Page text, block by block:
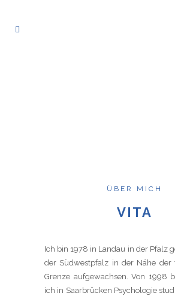
ÜBER MICH
VITA
Ich bin 1978 in Landau in der Pfalz
der Südwestpfalz in der Nähe der
Grenze aufgewachsen. Von 1998
ich in Saarbrücken Psychologie